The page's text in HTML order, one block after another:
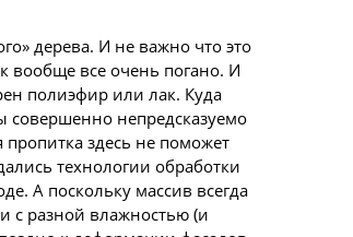
дерева. И не важно что это
вообще все очень погано. И
полиэфир или лак. Куда
совершенно непредсказуемо
пропитка здесь не поможет
технологии обработки
А поскольку массив всегда
с разной влажностью (и